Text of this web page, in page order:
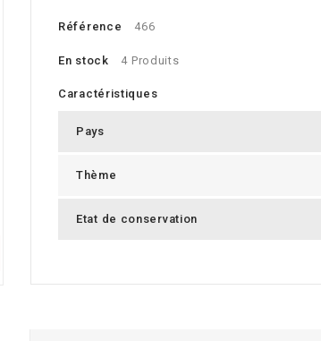
Référence 466
En stock 4 Produits
Caractéristiques
Pays
Thème
Etat de conservation